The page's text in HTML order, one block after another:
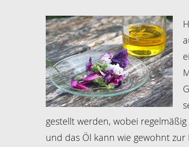
gestellt werden, wobei
und das Öl kann wie gewohnt